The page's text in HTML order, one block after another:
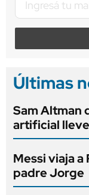
Últimas
Sam Altman
artificial
Messi viaja a
padre Jorge